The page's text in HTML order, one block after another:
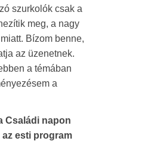
szurkolók csak a
meg, a nagy
Bízom benne,
az üzenetnek.
a témában
a
Családi napon
esti program